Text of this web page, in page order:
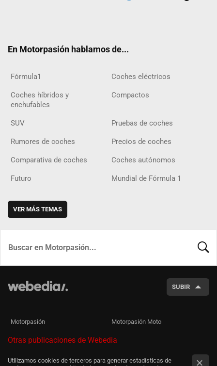
En Motorpasión hablamos de...
Fórmula1 Coches eléctricos
Coches híbridos y
enchufables
Compactos
SUV Pruebas de coches
Rumores de coches Precios de coches
Comparativa de coches Coches autónomos
Futuro Mundial de Fórmula 1
VER MÁS TEMAS
SUBIR
Motorpasión Motorpasión Moto
Otras publicaciones de Webedia
Utilizamos cookies de terceros para generar estadísticas de